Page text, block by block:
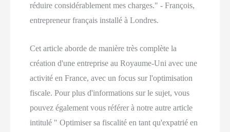
réduire considérablement mes charges." - François,
entrepreneur français installé à Londres.
Cet article aborde de manière très complète la
création d'une entreprise au Royaume-Uni avec une
activité en France, avec un focus sur l'optimisation
fiscale. Pour plus d'informations sur le sujet, vous
pouvez également vous référer à notre autre article
intitulé " Optimiser sa fiscalité en tant qu'expatrié en